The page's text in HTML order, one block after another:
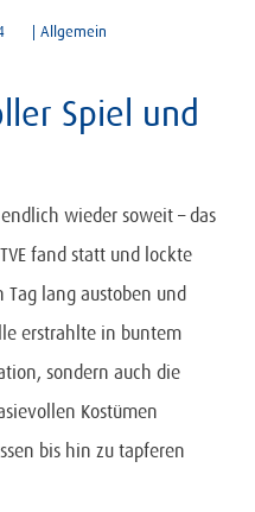
Allgemein
Spiel und
wieder soweit – das
fand statt und lockte
Tag lang austoben und
erstrahlte in buntem
sondern auch die
Kostümen
bis hin zu tapferen